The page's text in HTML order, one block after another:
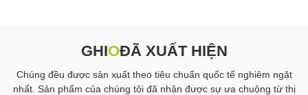
GHIOĐÃ XUẤT HIỆN
Chúng đều được sản xuất theo tiêu chuẩn quốc tế nghiêm ngặt
nhất. Sản phẩm của chúng tôi đã nhận được sự ưa chuộng từ thị